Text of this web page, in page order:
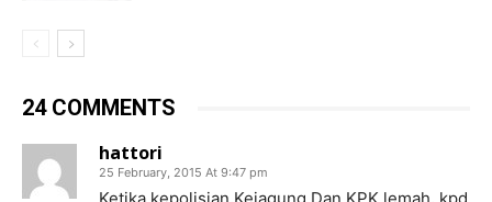
24 COMMENTS
hattori
25 February, 2015 At 9:47 pm